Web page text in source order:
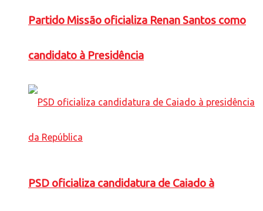
Partido Missão oficializa Renan Santos como
candidato à Presidência
PSD oficializa candidatura de Caiado à